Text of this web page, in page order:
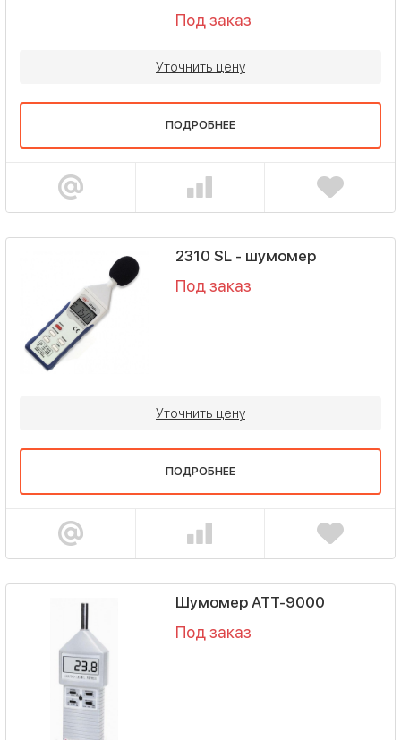
Под заказ
Уточнить цену
ПОДРОБНЕЕ
2310 SL - шумомер
Под заказ
Уточнить цену
ПОДРОБНЕЕ
Шумомер АТТ-9000
Под заказ